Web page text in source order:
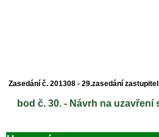
Zasedání č. 201308 - 29.zasedání
bod č. 30. - Návrh na